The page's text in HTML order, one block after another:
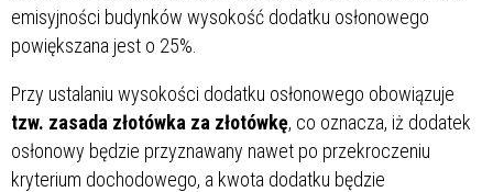
emisyjności budynków wysokość dodatku osłonowego
powiększana jest o 25%.
Przy ustalaniu wysokości dodatku osłonowego obowiązuje
tzw. zasada złotówka za złotówkę, co oznacza, iż dodatek
osłonowy będzie przyznawany nawet po przekroczeniu
kryterium dochodowego, a kwota dodatku będzie